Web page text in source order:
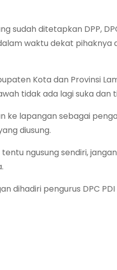
sudah ditetapkan DPP,
waktu dekat pihaknya
Kota dan Provinsi
tidak ada lagi suka dan
ke lapangan sebagai
diusung.
ngusung sendiri,
dihadiri pengurus DPC